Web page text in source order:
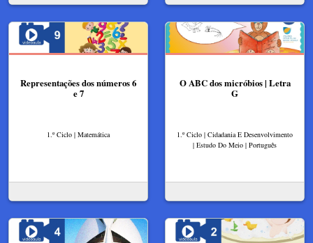
Representações dos números 6
e 7
1.º Ciclo | Matemática
O ABC dos micróbios | Letra
G
1.º Ciclo | Cidadania E Desenvolvimento
| Estudo Do Meio | Português